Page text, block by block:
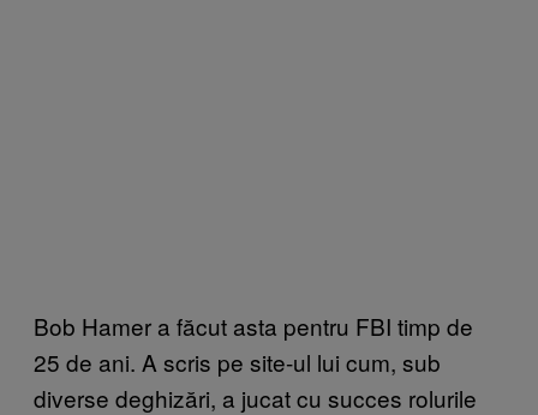
Bob Hamer a făcut asta pentru FBI timp de
25 de ani. A scris pe site-ul lui cum, sub
diverse deghizări, a jucat cu succes rolurile